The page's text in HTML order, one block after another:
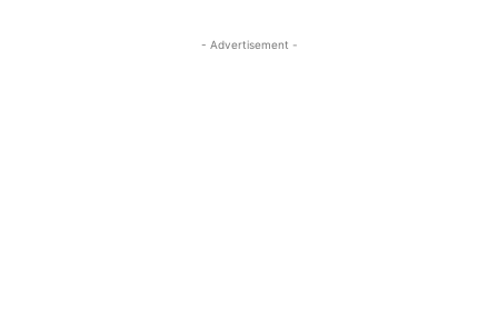
- Advertisement -